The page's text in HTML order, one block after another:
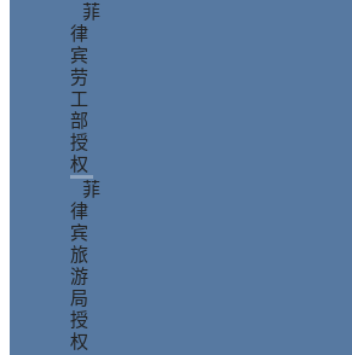
菲
律
宾
劳
工
部
授
权
菲
律
宾
旅
游
局
授
权